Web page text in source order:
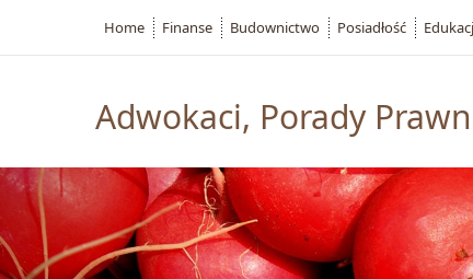
Adwokaci, Porady
Home Finanse Budownictwo Posiadłość